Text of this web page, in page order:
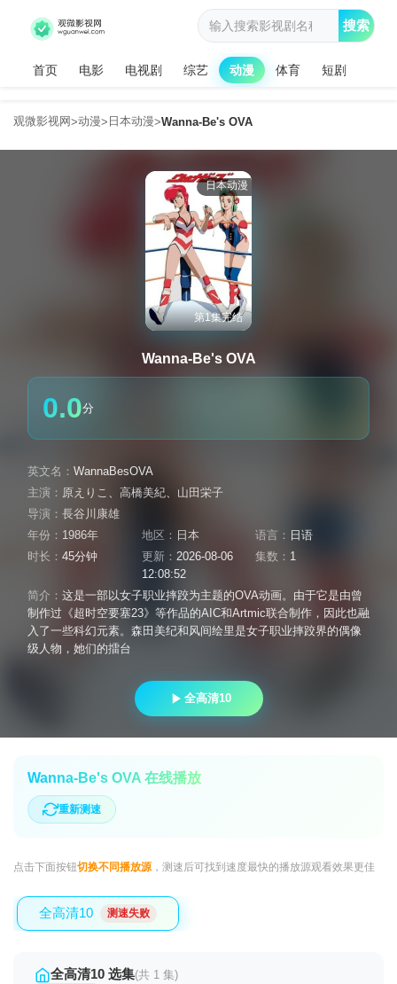
首页 电影 电视剧 综艺 动漫 体育 短剧
搜索
观微影视网>动漫> 日本动漫>Wanna-Be's OVA
日本动漫
第1集完结
Wanna-Be's OVA
0.0分
英文名： WannaBesOVA
主演： 原えりこ 、 高橋美紀、 山田栄子
导演： 長谷川康雄
年份： 1986年 地区： 日本 语言： 日语
时长： 45分钟 更新： 2026-08-06
12:08:52
集数： 1
简介： 这是一部以女子职业摔跤为主题的OVA动画。由于它是由曾
制作过《超时空要塞23》等作品的AIC和Artmic联合制作，因此也融
入了一些科幻元素。森田美纪和风间绘里是女子职业摔跤界的偶像
级人物，她们的擂台
全高清10
Wanna-Be's OVA 在线播放
重新测速
点击下面按钮切换不同播放源，测速后可找到速度最快的播放源观看效果更佳
全高清10 测速失败
全高清10 选集(共 1 集)